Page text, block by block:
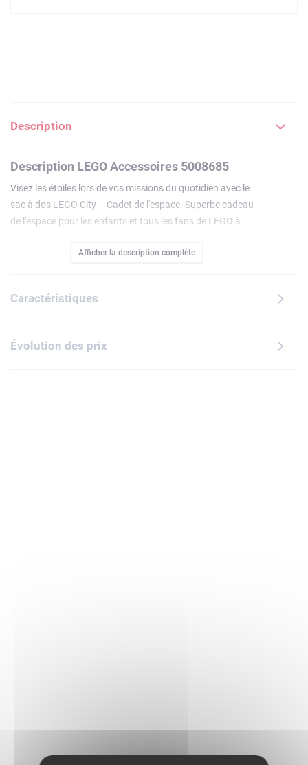
Description
Description LEGO Accessoires 5008685
Visez les étoiles lors de vos missions du quotidien avec le
sac à dos LEGO City – Cadet de l'espace. Superbe cadeau
de l'espace pour les enfants et tous les fans de LEGO à
pour transporter un ordinateur portable. Ce sac à dos sur le
devant, d'un compartiment encore plus spacieux à
latérale en filet à accès rapide, parfaite pour glisser une
gourde. Un sac-repas LEGO City assorti (vendu
Afficher la description complète
Caractéristiques
Évolution des prix